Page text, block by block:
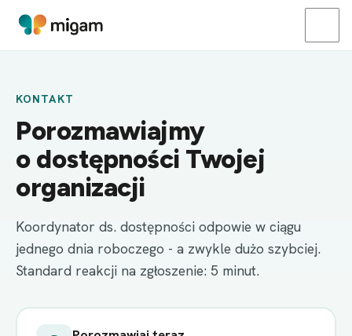
KONTAKT
Porozmawiajmy
o dostępności Twojej
organizacji
Koordynator ds. dostępności odpowie w ciągu
jednego dnia roboczego - a zwykle dużo szybciej.
Standard reakcji na zgłoszenie: 5 minut.